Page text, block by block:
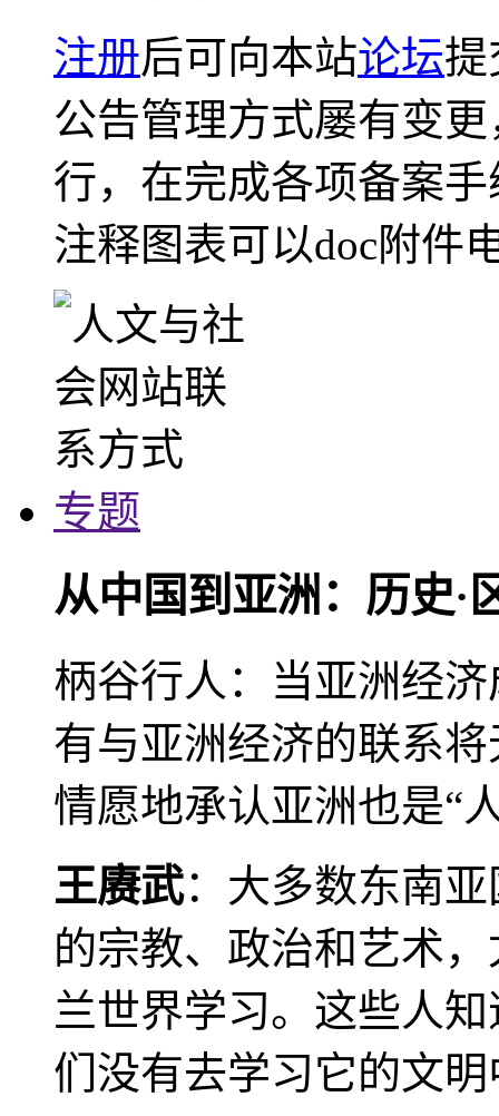
注册后可向本站论坛提
公告管理方式屡有变
行，在完成各项备案
注释图表可以doc附件
专题
从中国到亚洲：历史·
柄谷行人：当亚洲经
有与亚洲经济的联系
情愿地承认亚洲也是“
王赓武：大多数东南
的宗教、政治和艺术
兰世界学习。这些人
们没有去学习它的文